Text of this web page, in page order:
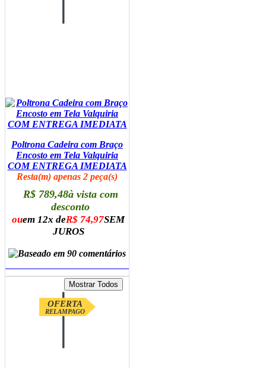
Poltrona Cadeira com Braço
Encosto em Tela Valquiria
COM ENTREGA IMEDIATA
Resta(m) apenas 2 peça(s)
R$ 789,48à vista com
desconto
ouem 12x deR$ 74,97SEM
JUROS
OFERTA
RELAMPAGO